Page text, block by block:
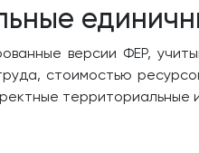
версии ФЕР,
стоимостью
территориальные